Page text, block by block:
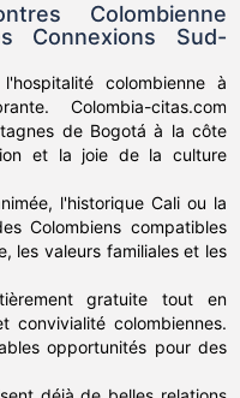
Colombienne
Connexions Sud-
colombienne à
Colombia-citas.com
de Bogotá à la côte
et la joie de la culture
l'historique Cali ou la
Colombiens compatibles
les valeurs familiales et les
gratuite tout en
convivialité colombiennes.
opportunités pour des